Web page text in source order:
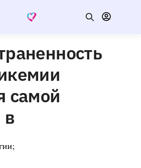
самой